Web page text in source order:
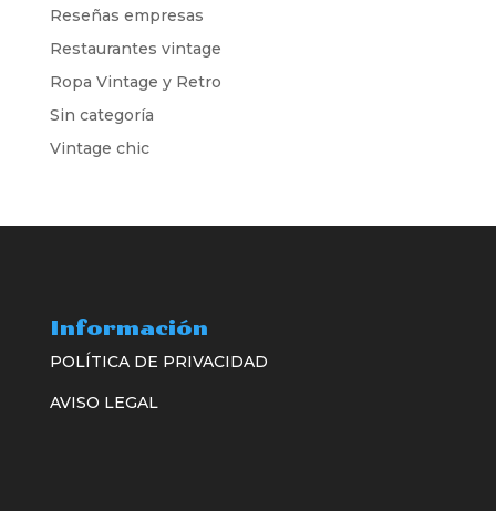
Reseñas empresas
Restaurantes vintage
Ropa Vintage y Retro
Sin categoría
Vintage chic
Información
POLÍTICA DE PRIVACIDAD
AVISO LEGAL